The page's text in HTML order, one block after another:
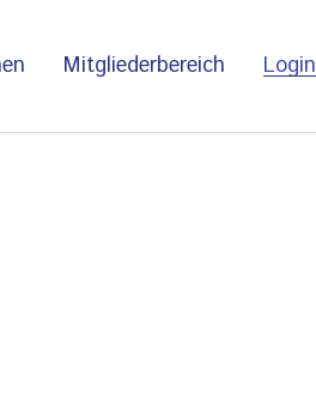
Mitgliederbereich Login